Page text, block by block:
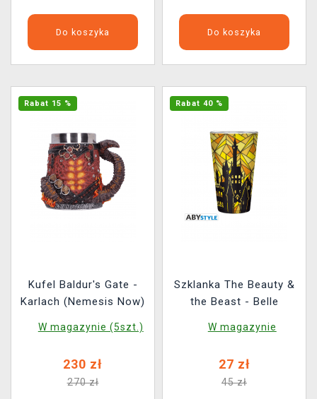
Do koszyka Do koszyka
Rabat 15 %
Kufel Baldur's Gate -
Karlach (Nemesis Now)
W magazynie (5szt.)
230 zł
270 zł
Rabat 40 %
Szklanka The Beauty &
the Beast - Belle
W magazynie
27 zł
45 zł